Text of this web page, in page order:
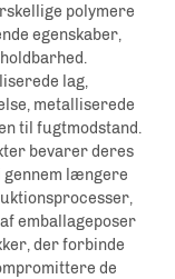
polymere
egenskaber,
lag,
metalliserede
til fugtmodstand.
bevarer deres
længere
emballageposer
der forbinde
de